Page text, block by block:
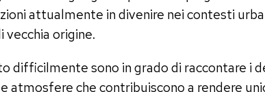
attualmente in divenire nei contesti
origine.
difficilmente sono in grado di raccontare i
atmosfere che contribuiscono a rendere